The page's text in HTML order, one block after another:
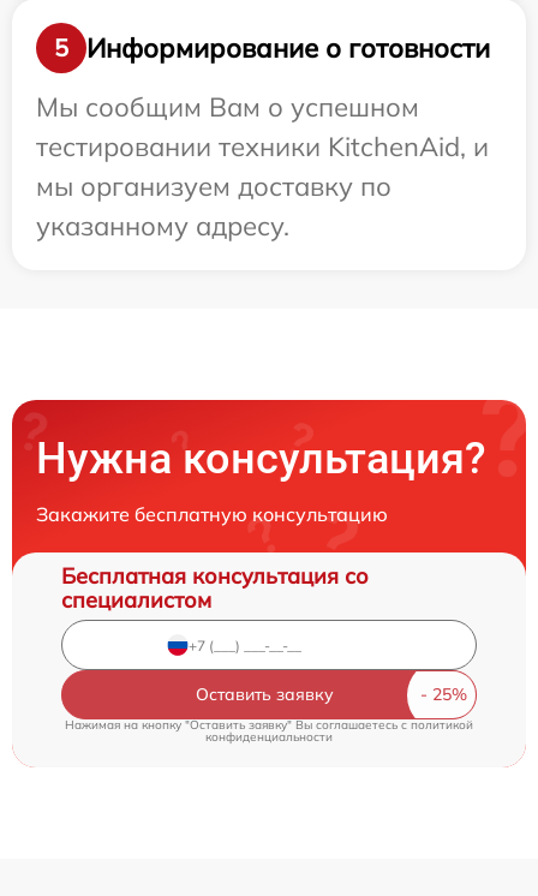
5
Информирование о готовности
Мы сообщим Вам о успешном
тестировании техники KitchenAid, и
мы организуем доставку по
указанному адресу.
Нужна консультация?
Закажите бесплатную консультацию
Бесплатная консультация со
специалистом
Оставить заявку
Нажимая на кнопку "Оставить заявку" Вы соглашаетесь c политикой
конфиденциальности